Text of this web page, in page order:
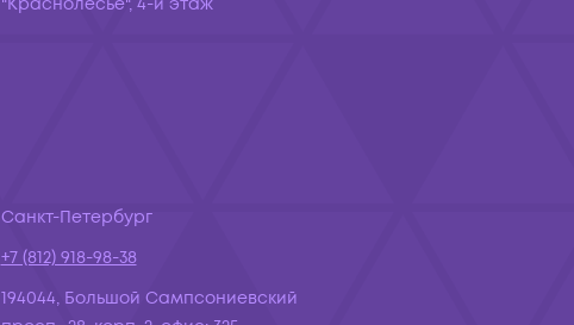
Санкт-Петербург
+7 (812) 918-98-38
194044, Большой Сампсониевский